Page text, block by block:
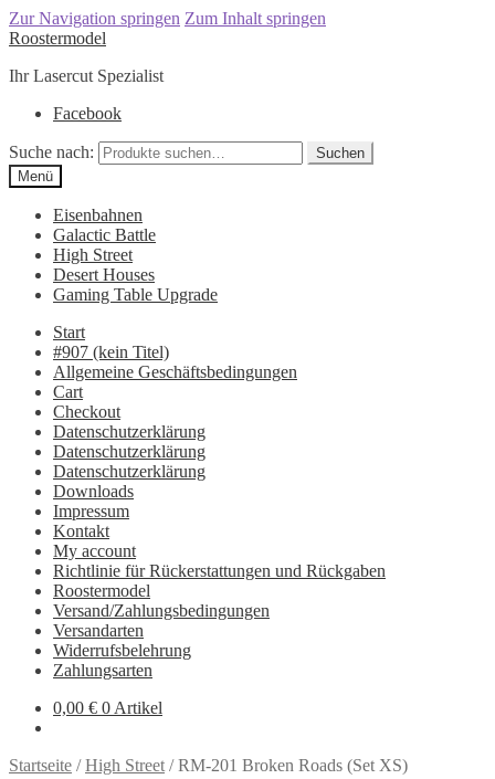
Zur Navigation springen Zum Inhalt springen
Roostermodel
Ihr Lasercut Spezialist
Facebook
Suche nach:
Suchen
Menü
Eisenbahnen
Galactic Battle
High Street
Desert Houses
Gaming Table Upgrade
Start
#907 (kein Titel)
Allgemeine Geschäftsbedingungen
Cart
Checkout
Datenschutzerklärung
Datenschutzerklärung
Datenschutzerklärung
Downloads
Impressum
Kontakt
My account
Richtlinie für Rückerstattungen und Rückgaben
Roostermodel
Versand/Zahlungsbedingungen
Versandarten
Widerrufsbelehrung
Zahlungsarten
0,00 € 0 Artikel
Startseite /High Street /RM-201 Broken Roads (Set XS)